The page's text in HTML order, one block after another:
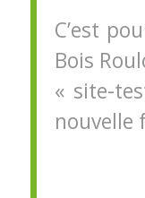
C’est
Bois
« site-
nouvelle